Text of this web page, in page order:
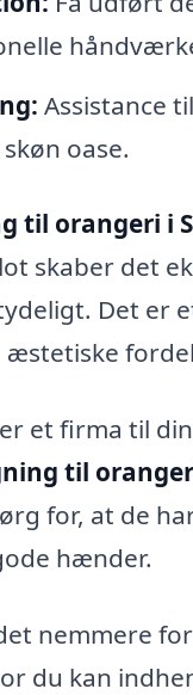
Assistance
oase.
til orangeri i
skaber det
Det er
æstetiske
et firma til
til
for, at de
hænder.
nemmere
du kan